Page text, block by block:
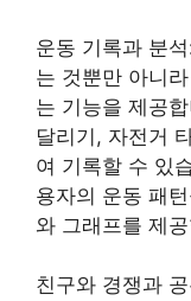
운동 기록과 분
는 것뿐만 아니
는 기능을 제공
달리기, 자전거
여 기록할 수 있
용자의 운동 패
와 그래프를 제
친구와 경쟁과